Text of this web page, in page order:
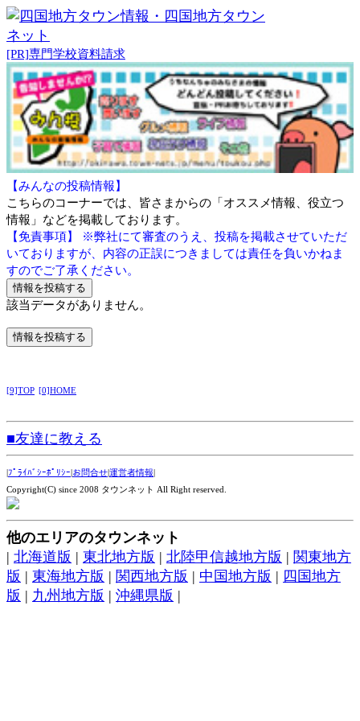
[PR]専門学校資料請求
【みんなの投稿情報】
こちらのコーナーでは、皆さまからの「オススメ情報、役立つ
情報」などを掲載しております。
【免責事項】 ※弊社にて審査のうえ、投稿を掲載させていただ
いておりますが、内容の正誤につきましては責任を負いかねま
すのでご了承ください。
該当データがありません。
[9]TOP [0]HOME
■友達に教える
ﾌﾟﾗｲﾊﾞｼｰﾎﾟﾘｼｰ お問合せ運営者情報
Copyright(C) since 2008 タウンネット All Right reserved.
他のエリアのタウンネット
| 北海道版 | 東北地方版 | 北陸甲信越地方版 | 関東地方
版 | 東海地方版 | 関西地方版 | 中国地方版 | 四国地方
版 | 九州地方版 | 沖縄県版 |